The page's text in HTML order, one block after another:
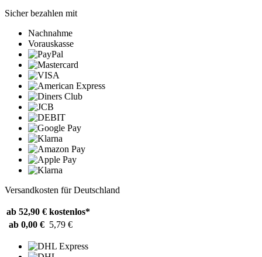
Sicher bezahlen mit
Nachnahme
Vorauskasse
Versandkosten für Deutschland
ab 52,90 € kostenlos*
ab 0,00 € 5,79 €